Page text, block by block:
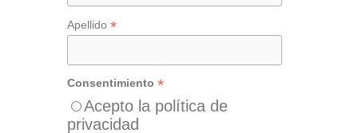
Apellido *
Consentimiento *
Acepto la política de
privacidad